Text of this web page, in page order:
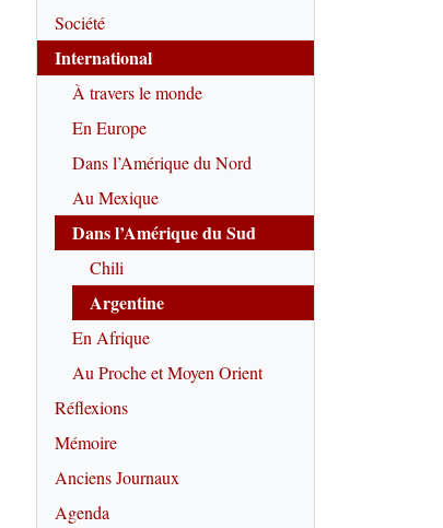
Société
International
À travers le monde
En Europe
Dans l’Amérique du Nord
Au Mexique
Dans l’Amérique du Sud
Chili
Argentine
En Afrique
Au Proche et Moyen Orient
Réflexions
Mémoire
Anciens Journaux
Agenda